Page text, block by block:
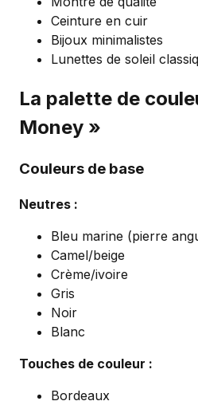
Ceinture en cuir
Bijoux minimalistes
Lunettes de soleil
La palette de
Money »
Couleurs de base
Neutres :
Bleu marine (pierre
Camel/beige
Crème/ivoire
Gris
Noir
Blanc
Touches de couleur :
Bordeaux